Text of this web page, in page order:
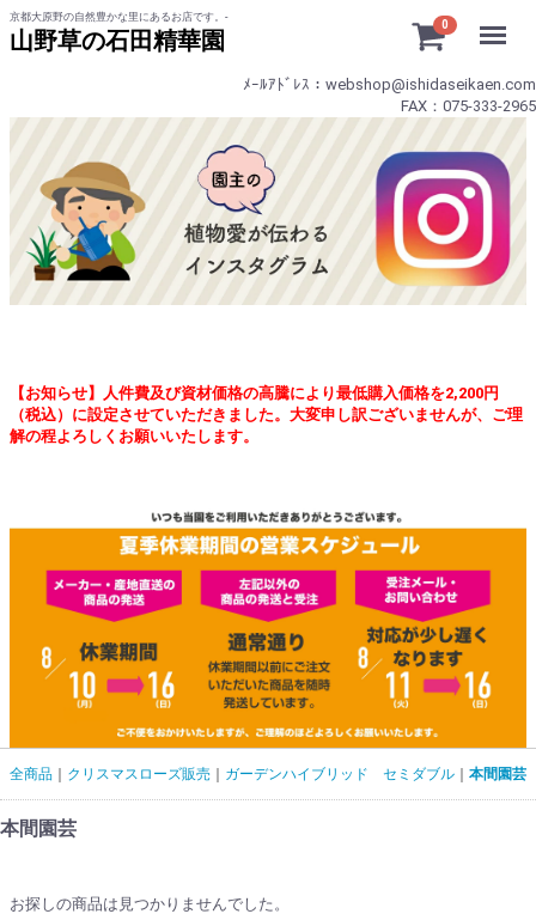
京都大原野の自然豊かな里にあるお店です。-
山野草の石田精華園
0
ﾒｰﾙｱﾄﾞﾚｽ：webshop@ishidaseikaen.com
FAX：075-333-2965
【お知らせ】人件費及び資材価格の高騰により最低購入価格を2,200円
（税込）に設定させていただきました。大変申し訳ございませんが、ご理
解の程よろしくお願いいたします。
全商品 クリスマスローズ販売 ガーデンハイブリッド セミダブル 本間園芸
本間園芸
お探しの商品は見つかりませんでした。